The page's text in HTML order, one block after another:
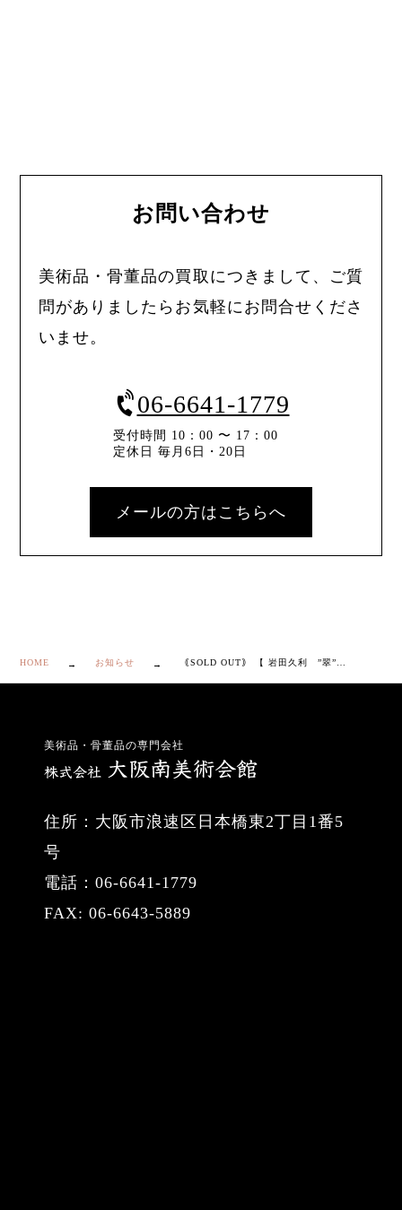
お問い合わせ
美術品・骨董品の買取につきまして、ご質
問がありましたらお気軽にお問合せくださ
いませ。
06-6641-1779
受付時間 10：00 〜 17：00
定休日 毎月6日・20日
メールの方はこちらへ
HOME お知らせ
美術品・骨董品の専門会社
住所：大阪市浪速区日本橋東2丁目1番5
号
電話：06-6641-1779
FAX: 06-6643-5889